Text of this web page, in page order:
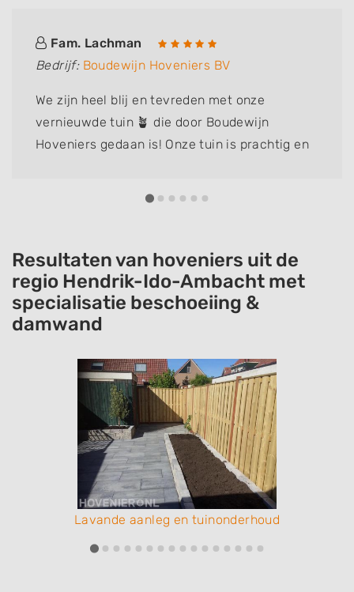
Fam. Lachman
Bedrijf: Boudewijn Hoveniers BV
We zijn heel blij en tevreden met onze
vernieuwde tuin 🪴 die door Boudewijn
Hoveniers gedaan is! Onze tuin is prachtig en
Resultaten van hoveniers uit de
regio Hendrik-Ido-Ambacht met
specialisatie beschoeiing &
damwand
Lavande aanleg en tuinonderhoud